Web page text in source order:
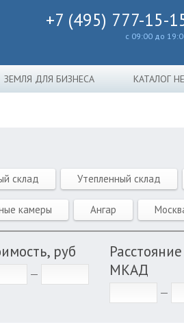
+7 (495) 777-15-
с 09:00 до
ЗЕМЛЯ ДЛЯ БИЗНЕСА КАТАЛОГ
склад Утепленный склад
камеры Ангар
руб
МКАД